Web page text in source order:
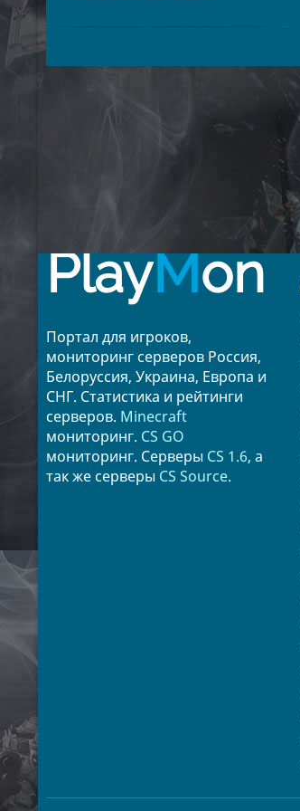
24
loris
elmer
34
maritza
aisha
37
leland
38
ariel
39
elouise
40
cori
42
gregory
43
jacquie
PlayMon
Портал для игроков,
мониторинг серверов Россия,
Белоруссия, Украина, Европа и
СНГ. Статистика и рейтинги
серверов. Minecraft
мониторинг. CS GO
мониторинг. Серверы CS 1.6, а
так же серверы CS Source.